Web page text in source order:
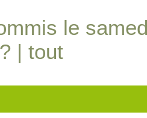
le
? | tout